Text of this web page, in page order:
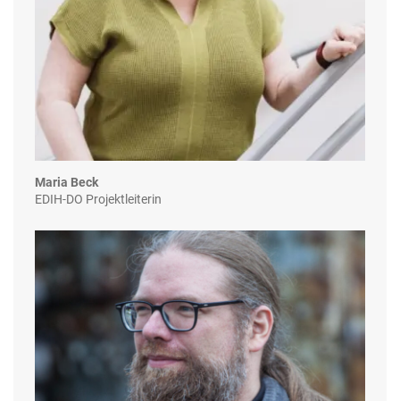
Maria Beck
EDIH-DO Projektleiterin